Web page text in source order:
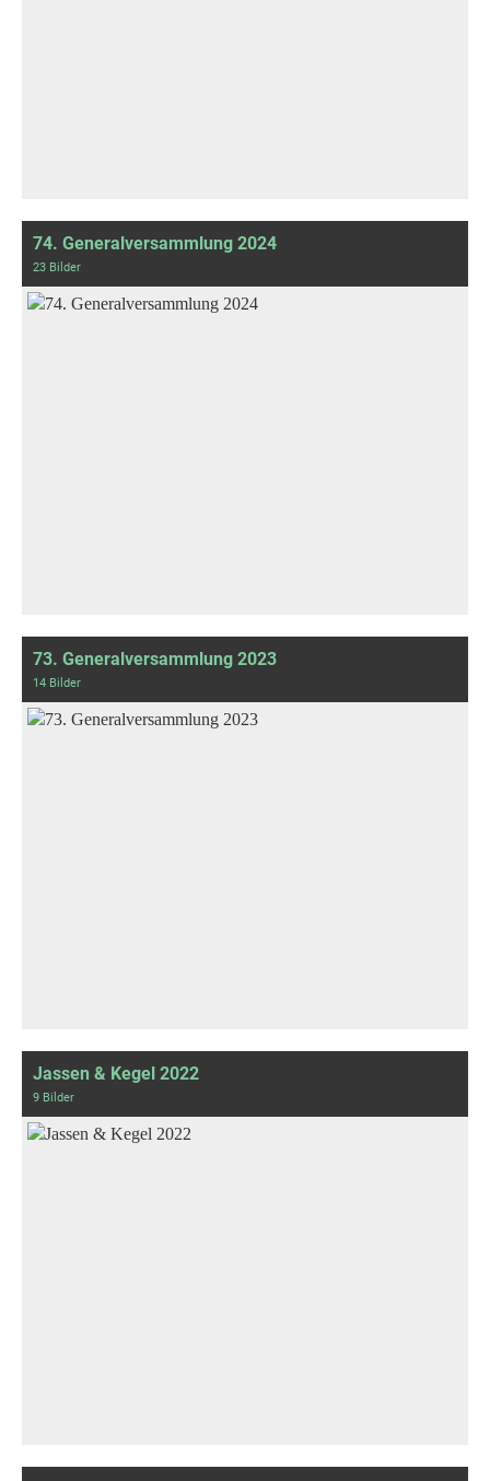
74. Generalversammlung 2024
23 Bilder
73. Generalversammlung 2023
14 Bilder
Jassen & Kegel 2022
9 Bilder